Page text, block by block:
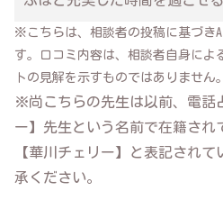
※こちらは、相談者の投稿に基づき
す。口コミ内容は、相談者自身によ
トの見解を示すものではありません。
※尚こちらの先生は以前、電話
ー】先生という名前で在籍され
【華川チェリー】と表記され
承ください。